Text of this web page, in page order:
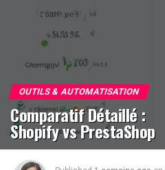
OUTILS & AUTOMATISATION
Comparatif Détaillé :
Shopify vs PrestaShop